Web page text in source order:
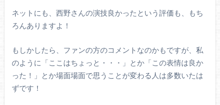
ネットにも、西野さんの演技良かったという評価も、もち
ろんありますよ！
もしかしたら、ファンの方のコメントなのかもですが、私
のように「ここはちょっと・・・」とか「この表情は良か
った！」とか場面場面で思うことが変わる人は多数いたは
ずです！